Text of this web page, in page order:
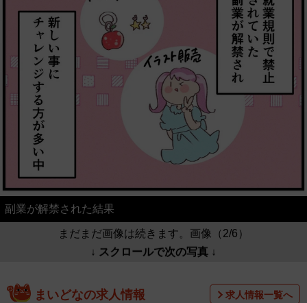
副業が解禁された結果
まだまだ画像は続きます。画像（2/6）
↓ スクロールで次の写真 ↓
まいどなの求人情報 求人情報一覧へ